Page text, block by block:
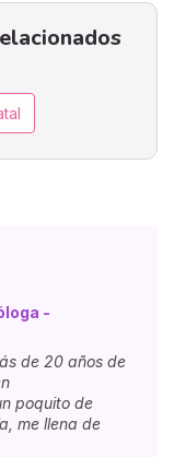
oportunidad
escuchar nuestra
están naciendo
-
de 20 años de
poquito de
me llena de